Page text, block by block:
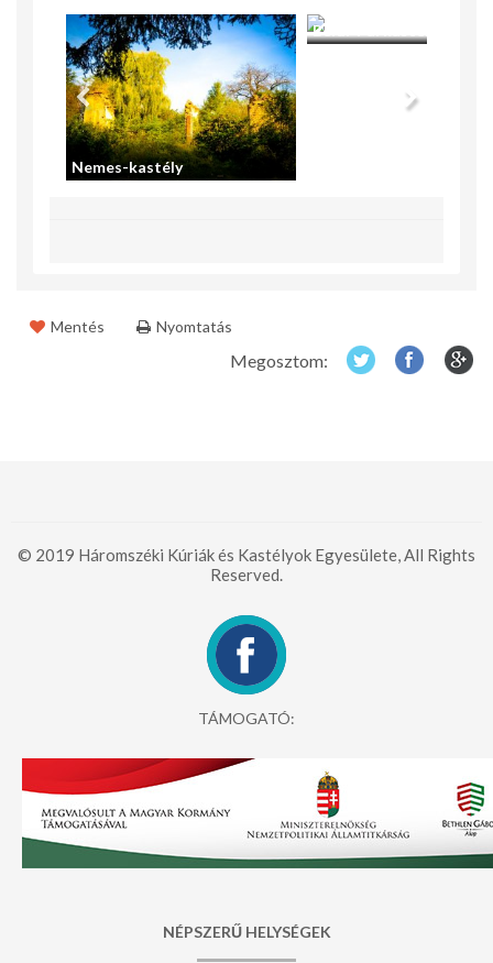
Nemes-kastély
Béldi-Pál kastély
Mentés Nyomtatás
Megosztom:
© 2019 Háromszéki Kúriák és Kastélyok Egyesülete, All Rights
Reserved.
TÁMOGATÓ:
NÉPSZERŰ HELYSÉGEK